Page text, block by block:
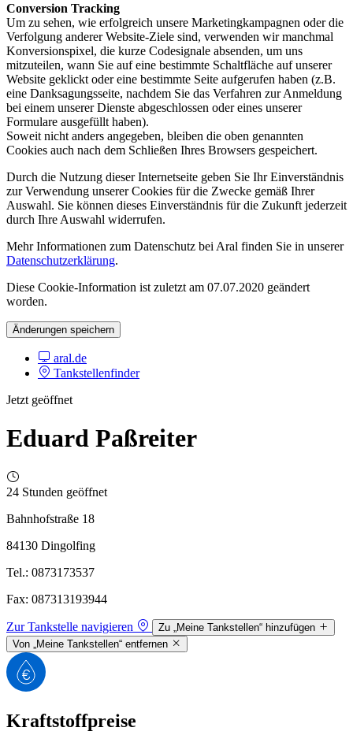
Conversion Tracking
Um zu sehen, wie erfolgreich unsere Marketingkampagnen oder die
Verfolgung anderer Website-Ziele sind, verwenden wir manchmal
Konversionspixel, die kurze Codesignale absenden, um uns
mitzuteilen, wann Sie auf eine bestimmte Schaltfläche auf unserer
Website geklickt oder eine bestimmte Seite aufgerufen haben (z.B.
eine Danksagungsseite, nachdem Sie das Verfahren zur Anmeldung
bei einem unserer Dienste abgeschlossen oder eines unserer
Formulare ausgefüllt haben).
Soweit nicht anders angegeben, bleiben die oben genannten
Cookies auch nach dem Schließen Ihres Browsers gespeichert.
Durch die Nutzung dieser Internetseite geben Sie Ihr Einverständnis
zur Verwendung unserer Cookies für die Zwecke gemäß Ihrer
Auswahl. Sie können dieses Einverständnis für die Zukunft jederzeit
durch Ihre Auswahl widerrufen.
Mehr Informationen zum Datenschutz bei Aral finden Sie in unserer
Datenschutzerklärung.
Diese Cookie-Information ist zuletzt am 07.07.2020 geändert
worden.
Änderungen speichern
aral.de
Tankstellenfinder
Jetzt geöffnet
Eduard Paßreiter
24 Stunden geöffnet
Bahnhofstraße 18
84130 Dingolfing
Tel.: 0873173537
Fax: 087313193944
Zur Tankstelle navigieren
Zu „Meine Tankstellen“ hinzufügen
Von „Meine Tankstellen“ entfernen
Kraftstoffpreise